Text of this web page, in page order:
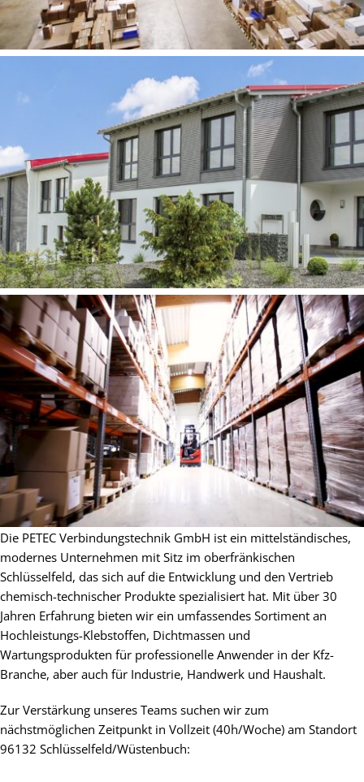
Die PETEC Verbindungstechnik GmbH ist ein mittelständisches,
modernes Unternehmen mit Sitz im oberfränkischen
Schlüsselfeld, das sich auf die Entwicklung und den Vertrieb
chemisch-technischer Produkte spezialisiert hat. Mit über 30
Jahren Erfahrung bieten wir ein umfassendes Sortiment an
Hochleistungs-Klebstoffen, Dichtmassen und
Wartungsprodukten für professionelle Anwender in der Kfz-
Branche, aber auch für Industrie, Handwerk und Haushalt.
Zur Verstärkung unseres Teams suchen wir zum
nächstmöglichen Zeitpunkt in Vollzeit (40h/Woche) am Standort
96132 Schlüsselfeld/Wüstenbuch: